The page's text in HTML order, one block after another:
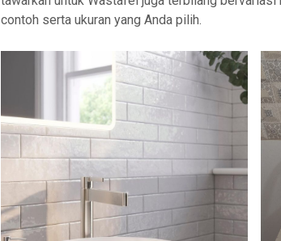
contoh serta ukuran yang Anda pilih.